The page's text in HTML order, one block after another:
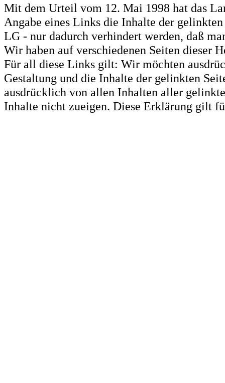
Mit dem Urteil vom 12. Mai 1998 hat das
Angabe eines Links die Inhalte der
LG - nur dadurch verhindert werden, daß
Wir haben auf verschiedenen Seiten dieser
Für all diese Links gilt: Wir möchten
Gestaltung und die Inhalte der gelinkten
ausdrücklich von allen Inhalten aller
Inhalte nicht zueigen. Diese Erklärung gilt